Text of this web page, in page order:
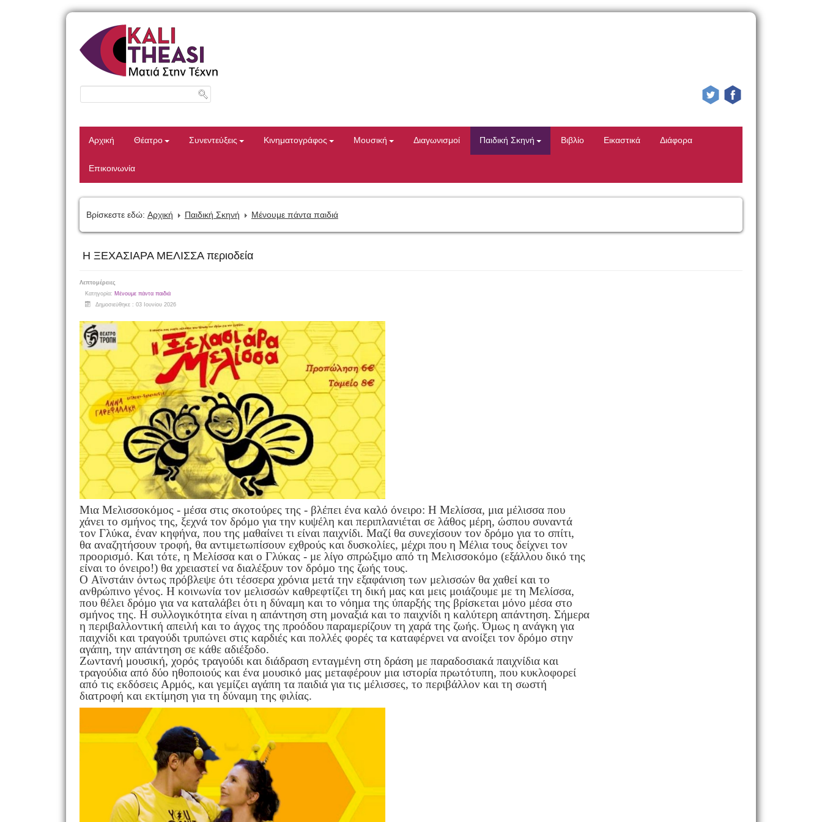
Αρχική Θέατρο Συνεντεύξεις Κινηματογράφος Μουσική Διαγωνισμοί Παιδική Σκηνή Βιβλίο Εικαστικά Διάφορα
Επικοινωνία
Βρίσκεστε εδώ: Αρχική Παιδική Σκηνή Μένουμε πάντα παιδιά
Η ΞΕΧΑΣΙΑΡΑ ΜΕΛΙΣΣΑ περιοδεία
Λεπτομέρειες
Κατηγορία: Μένουμε πάντα παιδιά
Δημοσιεύθηκε : 03 Ιουνίου 2026
Mια Μελισσοκόμος - μέσα στις σκοτούρες της - βλέπει ένα καλό όνειρο: H Μελίσσα, μια μέλισσα που
χάνει το σμήνος της, ξεχνά τον δρόμο για την κυψέλη και περιπλανιέται σε λάθος μέρη, ώσπου συναντά
τον Γλύκα, έναν κηφήνα, που της μαθαίνει τι είναι παιχνίδι. Μαζί θα συνεχίσουν τον δρόμο για το σπίτι,
θα αναζητήσουν τροφή, θα αντιμετωπίσουν εχθρούς και δυσκολίες, μέχρι που η Μέλια τους δείχνει τον
προορισμό. Και τότε, η Μελίσσα και ο Γλύκας - με λίγο σπρώξιμο από τη Μελισσοκόμο (εξάλλου δικό της
είναι το όνειρο!) θα χρειαστεί να διαλέξουν τον δρόμο της ζωής τους.
O Αϊνστάιν όντως πρόβλεψε ότι τέσσερα χρόνια μετά την εξαφάνιση των μελισσών θα χαθεί και το
ανθρώπινο γένος. Η κοινωνία τον μελισσών καθρεφτίζει τη δική μας και μεις μοιάζουμε με τη Μελίσσα,
που θέλει δρόμο για να καταλάβει ότι η δύναμη και το νόημα της ύπαρξής της βρίσκεται μόνο μέσα στο
σμήνος της. Η συλλογικότητα είναι η απάντηση στη μοναξιά και το παιχνίδι η καλύτερη απάντηση. Σήμερα
η περιβαλλοντική απειλή και το άγχος της προόδου παραμερίζουν τη χαρά της ζωής. Όμως η ανάγκη για
παιχνίδι και τραγούδι τρυπώνει στις καρδιές και πολλές φορές τα καταφέρνει να ανοίξει τον δρόμο στην
αγάπη, την απάντηση σε κάθε αδιέξοδο.
Ζωντανή μουσική, χορός τραγούδι και διάδραση ενταγμένη στη δράση με παραδοσιακά παιχνίδια και
τραγούδια από δύο ηθοποιούς και ένα μουσικό μας μεταφέρουν μια ιστορία πρωτότυπη, που κυκλοφορεί
από τις εκδόσεις Αρμός, και γεμίζει αγάπη τα παιδιά για τις μέλισσες, το περιβάλλον και τη σωστή
διατροφή και εκτίμηση για τη δύναμη της φιλίας.